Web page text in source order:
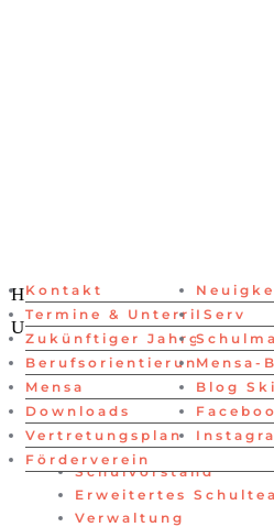
Home Neuigkeiten
Unsere Schule
Kontakt
Termine &
Zukünftiger Jahrgang 5
Berufsorientierung
Mensa
Downloads
Vertretungsplan
Förderverein
Links
IServ
Mensa-
Blog
Home
Neuigkeiten
Menschen
Lehrer
Schüler
Schulvorstand
Erweitertes
Verwaltung